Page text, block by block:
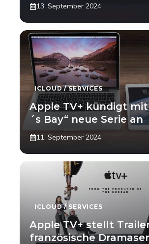
13. September 2024
ICLOUD / SERVICES
Apple TV+ kündigt mit
´s Bay“ neue Serie an
11. September 2024
ICLOUD / SERVICES
Apple TV+ stellt
französische